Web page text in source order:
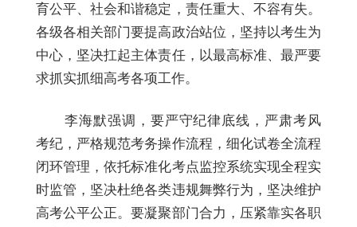
育公平、社会和谐稳定，责任重大、不容有失。
各级各相关部门要提高政治站位，坚持以考生为
中心，坚决扛起主体责任，以最高标准、最严要
求抓实抓细高考各项工作。
李海默强调，要严守纪律底线，严肃考风
考纪，严格规范考务操作流程，细化试卷全流程
闭环管理，依托标准化考点监控系统实现全程实
时监管，坚决杜绝各类违规舞弊行为，坚决维护
高考公平公正。要凝聚部门合力，压紧靠实各职